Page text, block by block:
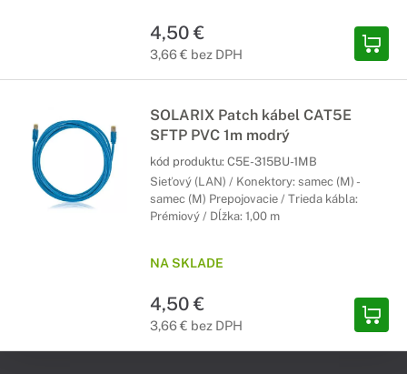
4,50 €
3,66 € bez DPH
SOLARIX Patch kábel CAT5E
SFTP PVC 1m modrý
kód produktu: C5E-315BU-1MB
Sieťový (LAN) / Konektory: samec (M) -
samec (M) Prepojovacie / Trieda kábla:
Prémiový / Dĺžka: 1,00 m
NA SKLADE
4,50 €
3,66 € bez DPH